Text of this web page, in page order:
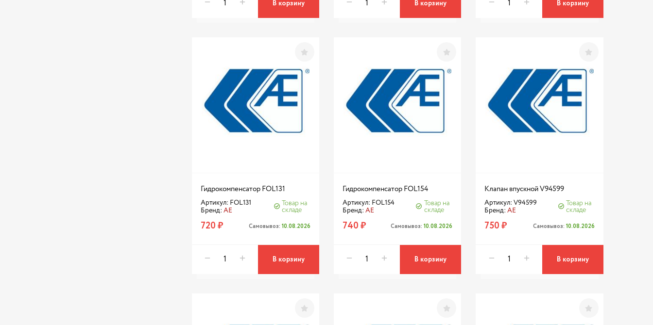
В корзину В корзину В корзину
Гидрокомпенсатор FOL131
Артикул: FOL131
Бренд: AE
Товар на
складе
720 ₽ Самовывоз: 10.08.2026
В корзину
Гидрокомпенсатор FOL154
Артикул: FOL154
Бренд: AE
Товар на
складе
740 ₽ Самовывоз:10.08.2026
В корзину
Клапан впускной V94599
Артикул: V94599
Бренд:AE
Товар на
складе
750 ₽ Самовывоз: 10.08.2026
В корзину